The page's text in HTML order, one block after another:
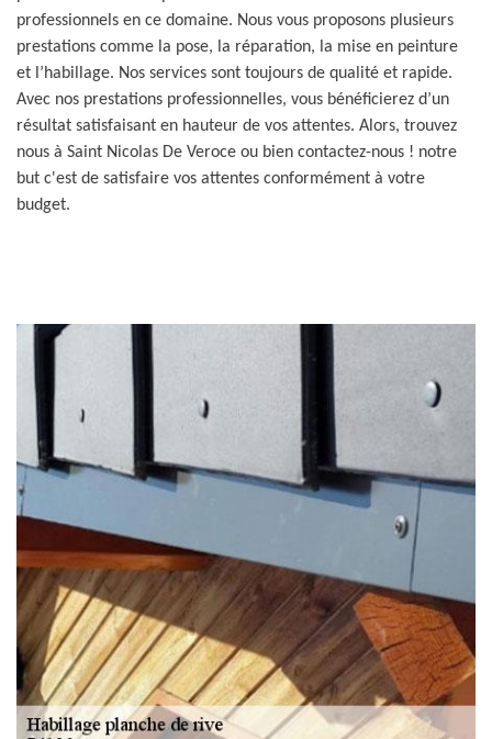
professionnels en ce domaine. Nous vous proposons plusieurs
prestations comme la pose, la réparation, la mise en peinture
et l’habillage. Nos services sont toujours de qualité et rapide.
Avec nos prestations professionnelles, vous bénéficierez d’un
résultat satisfaisant en hauteur de vos attentes. Alors, trouvez
nous à Saint Nicolas De Veroce ou bien contactez-nous ! notre
but c'est de satisfaire vos attentes conformément à votre
budget.